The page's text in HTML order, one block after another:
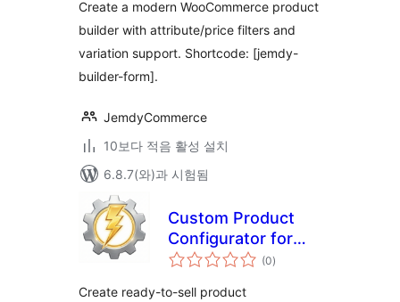
Create a modern WooCommerce product
builder with attribute/price filters and
variation support. Shortcode: [jemdy-
builder-form].
JemdyCommerce
10보다 적음 활성 설치
6.8.7(와)과 시험됨
Custom Product
Configurator for
WooCommerce
(0전
체)
Create ready-to-sell product